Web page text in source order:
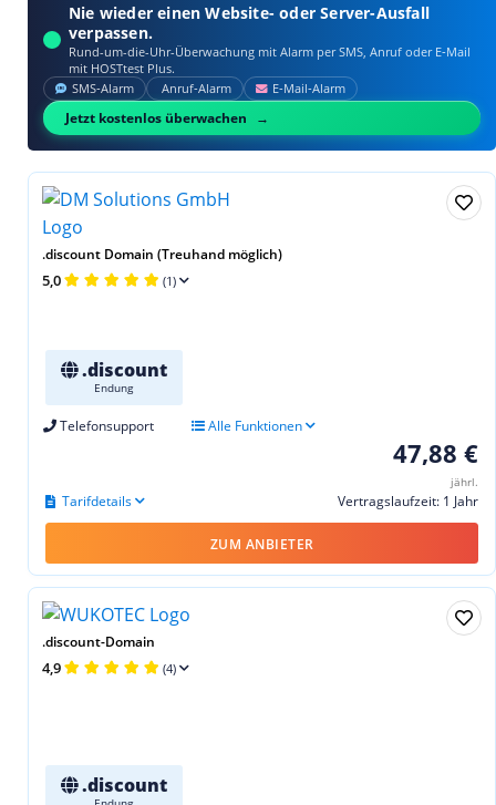
Nie wieder einen Website- oder Server-Ausfall
verpassen.
Rund-um-die-Uhr-Überwachung mit Alarm per SMS, Anruf oder E‑Mail
mit HOSTtest Plus.
SMS‑Alarm Anruf‑Alarm E‑Mail‑Alarm
Jetzt kostenlos überwachen
.discount Domain (Treuhand möglich)
5,0 (1)
.discount
Endung
Telefonsupport Alle Funktionen
47,88 €
jährl.
Vertragslaufzeit: 1 Jahr
Tarifdetails
ZUM ANBIETER
.discount-Domain
4,9 (4)
.discount